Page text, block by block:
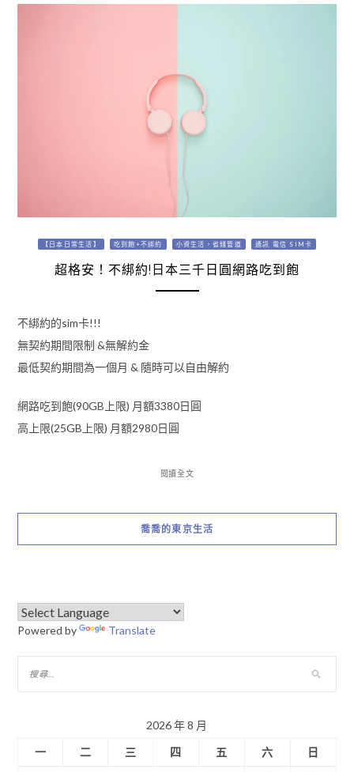
【日本日常生活】 吃到飽+不綁約 小資生活，省錢管道 通訊 電信 SIM卡
超格安！不綁約!日本三千日圓網路吃到飽
不綁約的sim卡!!!
無契約期間限制 &無解約金
最低契約期間為一個月 & 隨時可以自由解約
網路吃到飽(90GB上限) 月額3380日圓
高上限(25GB上限) 月額2980日圓
閱讀全文
喬喬的東京生活
Powered by Translate
2026 年 8 月
一
二 三 四 五 六 日